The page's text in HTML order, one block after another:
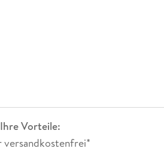
Ihre Vorteile:
versandkostenfrei*